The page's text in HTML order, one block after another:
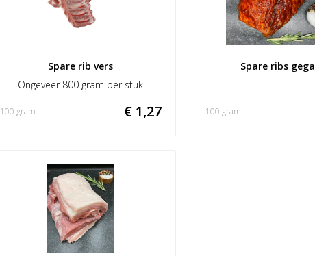
Spare rib vers
Ongeveer 800 gram per stuk
€ 1,27
100 gram
Spare ribs
100 gram